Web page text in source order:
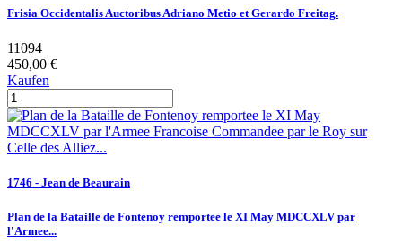
Frisia Occidentalis Auctoribus Adriano Metio et Gerardo Freitag.
11094
450,00 €
Kaufen
1746 - Jean de Beaurain
Plan de la Bataille de Fontenoy remportee le XI May MDCCXLV par
l'Armee...